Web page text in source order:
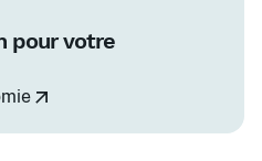
pour votre